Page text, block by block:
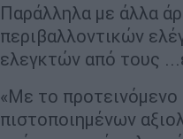
Παράλληλα με άλλα
περιβαλλοντικών
ελεγκτών από τους
«Με το
πιστοποιημένων